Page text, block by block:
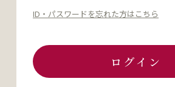
ID・パスワードを忘れた方はこちら
ログイン